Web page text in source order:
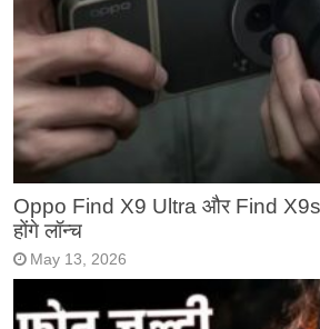
Oppo Find X9 Ultra और Find X9s
होंगे लॉन्च
May 13, 2026